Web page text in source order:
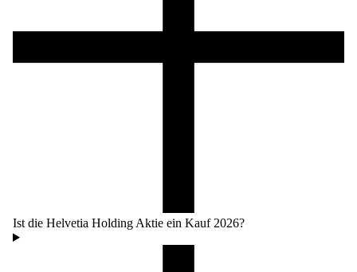
Ist die Helvetia Holding Aktie ein Kauf 2026?